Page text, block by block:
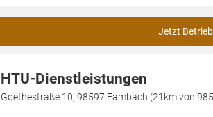
Jetzt
HTU-Dienstleistungen
Goethestraße 10, 98597 Fambach (21km von